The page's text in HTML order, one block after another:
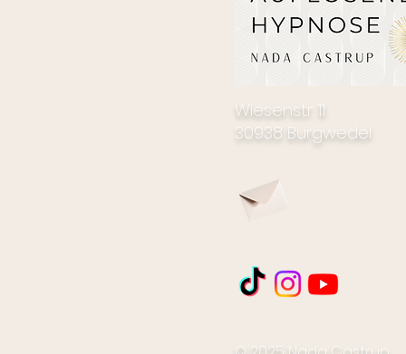
Wiesenstr. 11
30938 Burgwedel